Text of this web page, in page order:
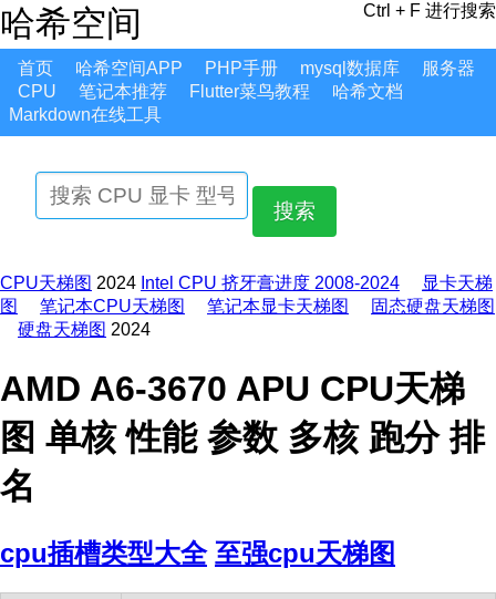
哈希空间 Ctrl + F 进行搜索
首页 哈希空间APP PHP手册 mysql数据库
服务器
CPU
笔记本推荐 Flutter菜鸟教程
哈希文档
Markdown在线工具
搜索
CPU天梯图 2024 Intel CPU 挤牙膏进度 2008-2024
显卡天梯
图
笔记本CPU天梯图 笔记本显卡天梯图
固态硬盘天梯图
硬盘天梯图 2024
AMD A6-3670 APU CPU天梯
图 单核 性能 参数 多核 跑分 排
名
cpu插槽类型大全 至强cpu天梯图